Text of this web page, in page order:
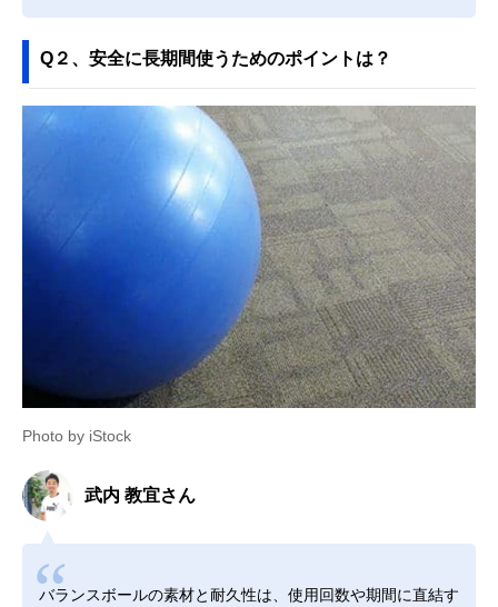
Q２、安全に長期間使うためのポイントは？
Photo by iStock
武内 教宜さん
バランスボールの素材と耐久性は、使用回数や期間に直結す